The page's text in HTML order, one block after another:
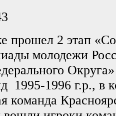
прошел 2 этап
молодежи
1995-1996 г.р., в
команда